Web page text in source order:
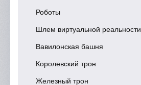
Роботы
Шлем виртуальной реальности
Вавилонская башня
Королевский трон
Железный трон